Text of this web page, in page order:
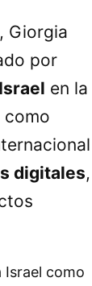
Giorgia
por
en la
como
digitales,
Israel como